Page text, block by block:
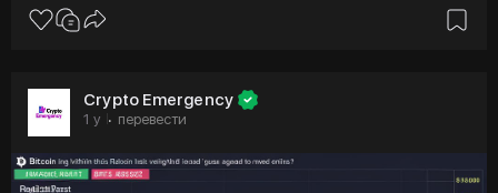
средневзвешенная стоимость, по отношению к
которой все существующие монеты в последний раз
Модифицированная метрика Уэста исключает давно
потерянные и «спящие» монеты, помогая инвесторам
«определить уровни поддержки на основе недавней
рыночной активности».
Crypto Emergency
1 y · перевести